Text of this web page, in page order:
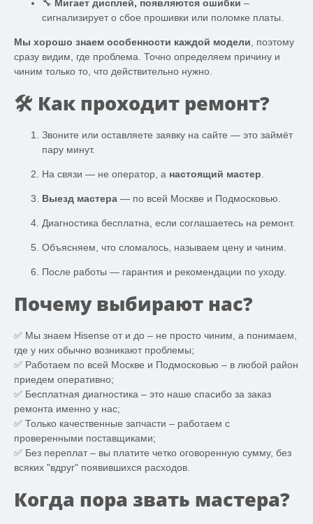
🔧 Мигает дисплей, появляются ошибки –
сигнализирует о сбое прошивки или поломке платы.
Мы хорошо знаем особенности каждой модели , поэтому
сразу видим, где проблема. Точно определяем причину и
чиним только то, что действительно нужно.
🛠 Как проходит ремонт?
Звоните или оставляете заявку на сайте — это займёт
пару минут.
На связи — не оператор, а настоящий мастер
Выезд мастера — по всей Москве и Подмосковью.
Диагностика бесплатна, если соглашаетесь на ремонт.
Объясняем, что сломалось, называем цену и чиним.
После работы — гарантия и рекомендации по уходу.
Почему выбирают нас?
✅ Мы знаем Hisense от и до – не просто чиним, а понимаем,
где у них обычно возникают проблемы;
✅ Работаем по всей Москве и Подмосковью – в любой район
приедем оперативно;
✅ Бесплатная диагностика – это наше спасибо за заказ
ремонта именно у нас;
✅ Только качественные запчасти – работаем с
проверенными поставщиками;
✅ Без переплат – вы платите четко оговоренную сумму, без
всяких "вдруг" появившихся расходов.
Когда пора звать мастера?